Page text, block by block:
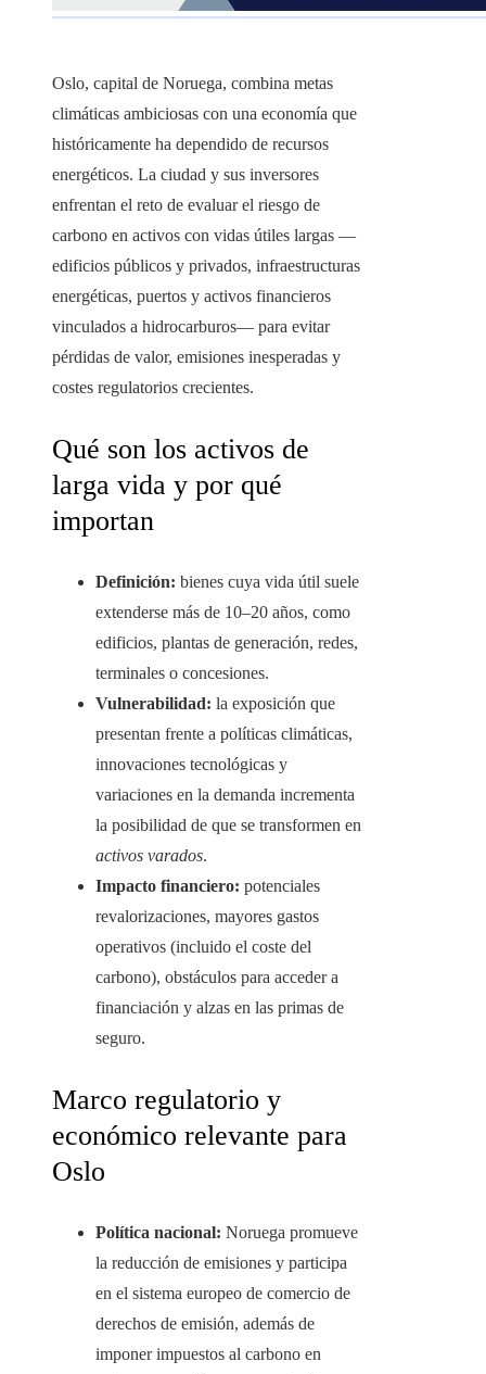
Oslo, capital de Noruega, combina metas
climáticas ambiciosas con una economía que
históricamente ha dependido de recursos
energéticos. La ciudad y sus inversores
enfrentan el reto de evaluar el riesgo de
carbono en activos con vidas útiles largas —
edificios públicos y privados, infraestructuras
energéticas, puertos y activos financieros
vinculados a hidrocarburos— para evitar
pérdidas de valor, emisiones inesperadas y
costes regulatorios crecientes.
Qué son los activos de
larga vida y por qué
importan
Definición: bienes cuya vida útil suele
extenderse más de 10–20 años, como
edificios, plantas de generación, redes,
terminales o concesiones.
Vulnerabilidad: la exposición que
presentan frente a políticas climáticas,
innovaciones tecnológicas y
variaciones en la demanda incrementa
la posibilidad de que se transformen en
activos varados.
Impacto financiero: potenciales
revalorizaciones, mayores gastos
operativos (incluido el coste del
carbono), obstáculos para acceder a
financiación y alzas en las primas de
seguro.
Marco regulatorio y
económico relevante para
Oslo
Política nacional: Noruega promueve
la reducción de emisiones y participa
en el sistema europeo de comercio de
derechos de emisión, además de
imponer impuestos al carbono en